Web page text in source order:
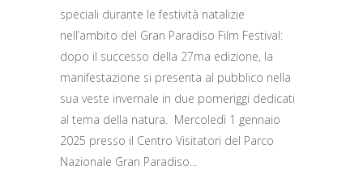
speciali durante le festività natalizie
nell’ambito del Gran Paradiso Film Festival:
dopo il successo della 27ma edizione, la
manifestazione si presenta al pubblico nella
sua veste invernale in due pomeriggi dedicati
al tema della natura. Mercoledì 1 gennaio
2025 presso il Centro Visitatori del Parco
Nazionale Gran Paradiso...